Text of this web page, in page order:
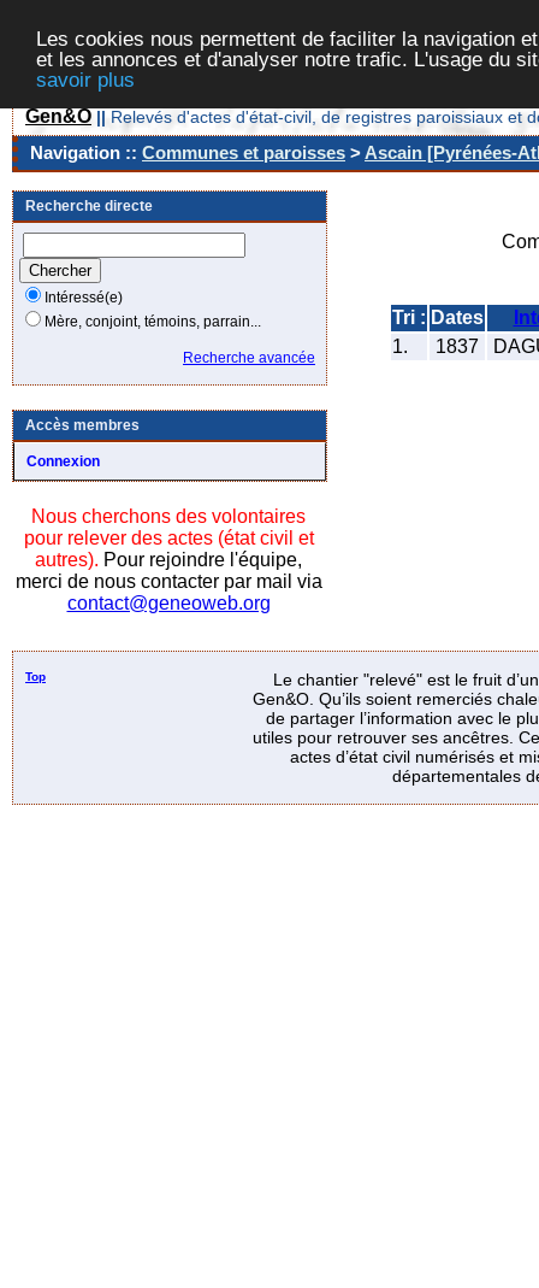
Les cookies nous permettent de faciliter la navigation
et les annonces et d'analyser notre trafic. L'usage du
savoir plus
Gen&O || Relevés d'actes d'état-civil, de registres paroissiaux et
Navigation :: Communes et paroisses >Ascain [Pyrénées-
Recherche directe
Intéressé(e)
Mère, conjoint, témoins, parrain...
Recherche avancée
Accès membres
Connexion
Nous cherchons des volontaires
pour relever des actes (état civil et
autres). Pour rejoindre l'équipe,
merci de nous contacter par mail via
contact@geneoweb.org
Tri : Dates
1.
1837
Top
Le chantier "relevé" est le fruit
Gen&O. Qu’ils soient remerciés
de partager l’information avec le
utiles pour retrouver ses ancêtres.
actes d’état civil numérisés et
départementales